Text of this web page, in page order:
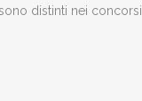
distinti nei